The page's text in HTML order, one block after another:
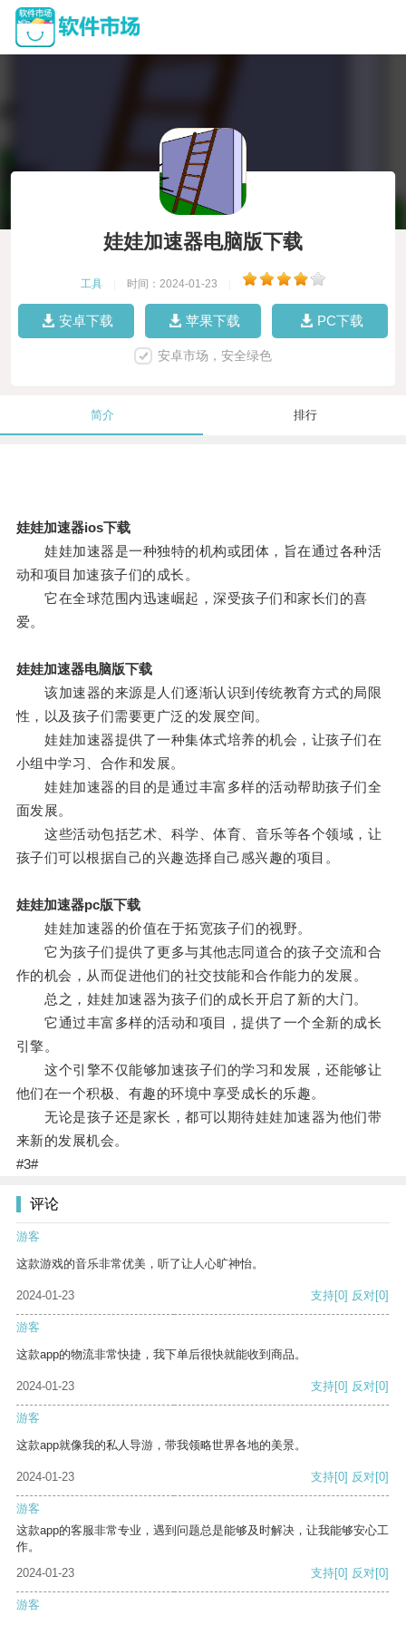
娃娃加速器电脑版下载
工具 时间：2024-01-23
安卓下载 苹果下载 PC下载
安卓市场，安全绿色
简介 排行
娃娃加速器ios下载
娃娃加速器是一种独特的机构或团体，旨在通过各种活
动和项目加速孩子们的成长。
它在全球范围内迅速崛起，深受孩子们和家长们的喜
爱。
娃娃加速器电脑版下载
该加速器的来源是人们逐渐认识到传统教育方式的局限
性，以及孩子们需要更广泛的发展空间。
娃娃加速器提供了一种集体式培养的机会，让孩子们在
小组中学习、合作和发展。
娃娃加速器的目的是通过丰富多样的活动帮助孩子们全
面发展。
这些活动包括艺术、科学、体育、音乐等各个领域，让
孩子们可以根据自己的兴趣选择自己感兴趣的项目。
娃娃加速器pc版下载
娃娃加速器的价值在于拓宽孩子们的视野。
它为孩子们提供了更多与其他志同道合的孩子交流和合
作的机会，从而促进他们的社交技能和合作能力的发展。
总之，娃娃加速器为孩子们的成长开启了新的大门。
它通过丰富多样的活动和项目，提供了一个全新的成长
引擎。
这个引擎不仅能够加速孩子们的学习和发展，还能够让
他们在一个积极、有趣的环境中享受成长的乐趣。
无论是孩子还是家长，都可以期待娃娃加速器为他们带
来新的发展机会。
#3#
评论
游客
这款游戏的音乐非常优美，听了让人心旷神怡。
2024-01-23 支持[0] 反对[0]
游客
这款app的物流非常快捷，我下单后很快就能收到商品。
2024-01-23 支持[0] 反对[0]
游客
这款app就像我的私人导游，带我领略世界各地的美景。
2024-01-23 支持[0] 反对[0]
游客
这款app的客服非常专业，遇到问题总是能够及时解决，让我能够安心工
作。
2024-01-23
支持[0] 反对[0]
游客